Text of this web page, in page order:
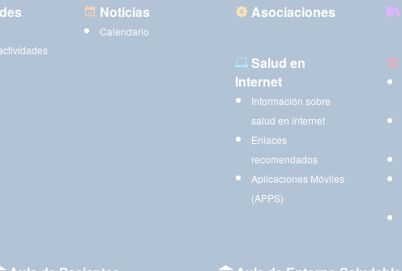
Noticias
Calendario
Asociaciones
Salud en
Internet
Información sobre
salud en internet
Enlaces
recomendados
Aplicaciones Móviles
(APPS)